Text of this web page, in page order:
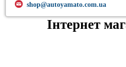
shop@autoyamato.com.ua
Інтернет